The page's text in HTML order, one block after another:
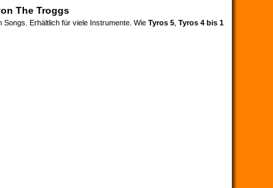
The Troggs
Erhältlich für viele Instrumente. Wie Tyros 5 Tyros 4 bis 1